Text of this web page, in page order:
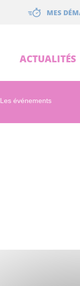
MES
ACTUALITÉS
Les événements